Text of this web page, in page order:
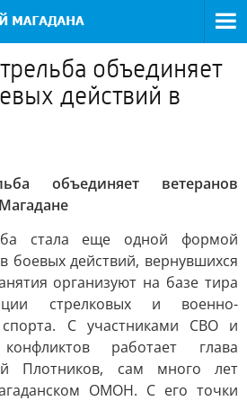
объединяет
действий в
объединяет ветеранов
стала еще одной формой
боевых действий, вернувшихся
организуют на базе тира
стрелковых и военно-
С участниками СВО и
работает глава
Плотников, сам много лет
ОМОН. С его точки